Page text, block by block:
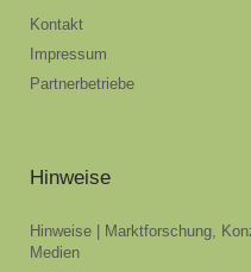
Kontakt
Impressum
Partnerbetriebe
Hinweise
Hinweise | Marktforschung,
Medien